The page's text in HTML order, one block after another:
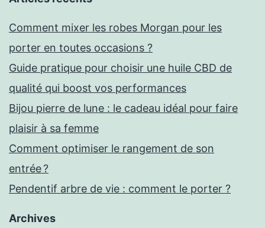
Comment mixer les robes Morgan pour les
porter en toutes occasions ?
Guide pratique pour choisir une huile CBD de
qualité qui boost vos performances
Bijou pierre de lune : le cadeau idéal pour faire
plaisir à sa femme
Comment optimiser le rangement de son
entrée ?
Pendentif arbre de vie : comment le porter ?
Archives